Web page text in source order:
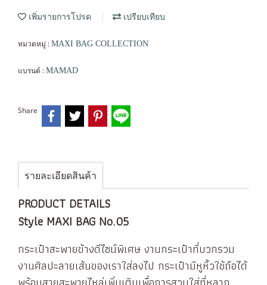
เพิ่มรายการโปรด เปรียบเทียบ
หมวดหมู่ : MAXI BAG COLLECTION
แบรนด์ : MAMAD
Share
รายละเอียดสินค้า
PRODUCT DETAILS
Style MAXI BAG No.05
กระเป๋าสะพายข้างดีไซน์พิเศษ งานกระเป๋าที่บวกรวม
งานศิลปะลายเส้นของเราใส่ลงไป กระเป๋ามีหูหิ้วใช้ถือได้